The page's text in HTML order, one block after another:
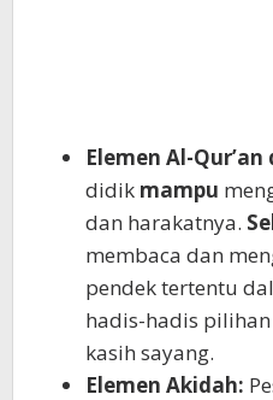
Elemen Al-
didik mampu
dan harakatnya.
membaca dan
pendek tertentu
hadis-hadis
kasih sayang.
Elemen Akidah: